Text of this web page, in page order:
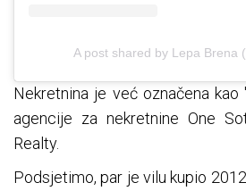
A post shared by Lepa Brena
Nekretnina je već označena kao
agencije za nekretnine One
Realty.
Podsjetimo, par je vilu kupio